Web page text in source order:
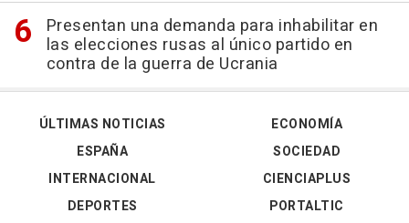
Presentan una demanda para inhabilitar en
las elecciones rusas al único partido en
contra de la guerra de Ucrania
ÚLTIMAS NOTICIAS
ESPAÑA
INTERNACIONAL
DEPORTES
ECONOMÍA
SOCIEDAD
CIENCIAPLUS
PORTALTIC